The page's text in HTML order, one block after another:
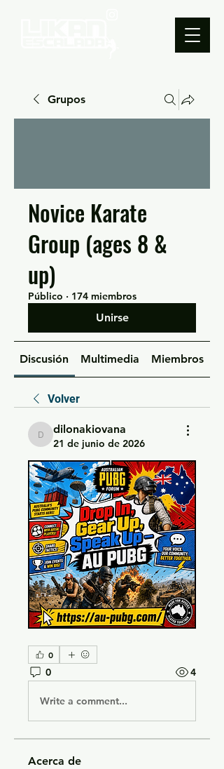
Grupos
Novice Karate
Group (ages 8 &
up)
Público · 174 miembros
Unirse
Discusión Multimedia Miembros
Volver
dilonakiovana
dilonakiovana
21 de junio de 2026
0
0 4
Write a comment...
Acerca de